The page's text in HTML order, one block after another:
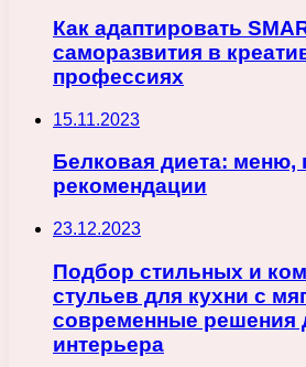
Как адаптировать
саморазвития в
профессиях
15.11.2023
Белковая диета: меню,
рекомендации
23.12.2023
Подбор стильных и
стульев для кухни с
современные решения
интерьера